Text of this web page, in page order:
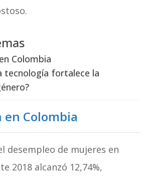
Colombia
tecnología fortalece la
Colombia
desempleo de mujeres en
2018 alcanzó 12,74%,